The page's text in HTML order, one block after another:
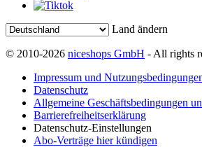
Land ändern
© 2010-2026 niceshops GmbH - All rights
Impressum und
Datenschutz
Allgemeine Geschäftsbedingungen
Barrierefreiheitserklärung
Datenschutz-Einstellungen
Abo-Verträge hier kündigen